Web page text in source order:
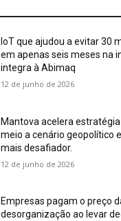
IoT que ajudou a evitar 30
em apenas seis meses na
integra à Abimaq
12 de junho de 2026
Mantova acelera
meio a cenário geopolítico
mais desafiador.
12 de junho de 2026
Empresas pagam o preço
desorganização ao levar